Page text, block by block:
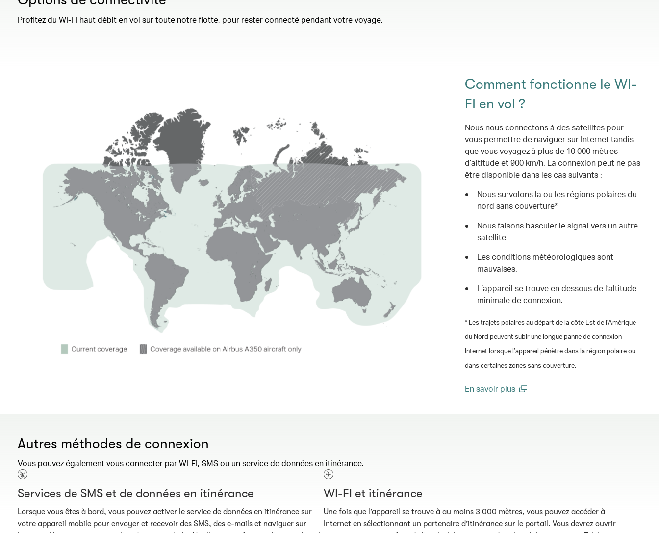
Profitez du WI-FI haut débit en vol sur toute notre flotte, pour rester connecté pendant votre voyage.
Comment fonctionne le WI-
FI en vol ?
Nous nous connectons à des satellites pour
vous permettre de naviguer sur Internet tandis
que vous voyagez à plus de 10 000 mètres
d’altitude et 900 km/h. La connexion peut ne pas
être disponible dans les cas suivants :
Nous survolons la ou les régions polaires du
nord sans couverture*
Nous faisons basculer le signal vers un autre
satellite.
Les conditions météorologiques sont
mauvaises.
L’appareil se trouve en dessous de l’altitude
minimale de connexion.
* Les trajets polaires au départ de la côte Est de l’Amérique
du Nord peuvent subir une longue panne de connexion
Internet lorsque l’appareil pénètre dans la région polaire ou
dans certaines zones sans couverture.
En savoir plus
Autres méthodes de connexion
Vous pouvez également vous connecter par WI-FI, SMS ou un service de données en itinérance.
Services de SMS et de données en itinérance
Lorsque vous êtes à bord, vous pouvez activer le service de données en itinérance sur
votre appareil mobile pour envoyer et recevoir des SMS, des e-mails et naviguer sur
WI-FI et itinérance
Une fois que l’appareil se trouve à au moins 3 000 mètres, vous pouvez accéder à
Internet en sélectionnant un partenaire d’itinérance sur le portail. Vous devrez ouvrir